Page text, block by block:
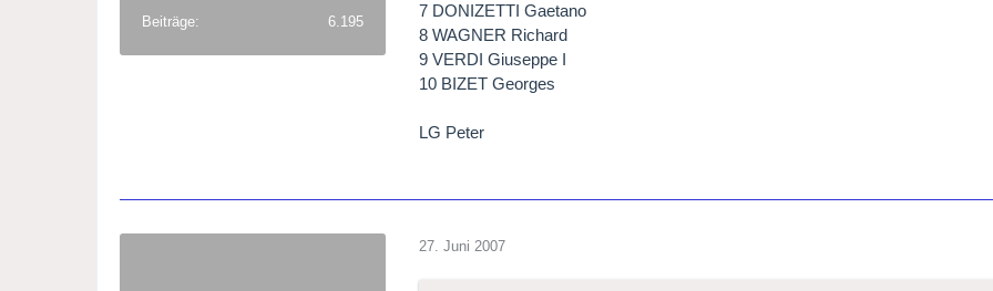
Beiträge 6.195
7 DONIZETTI Gaetano
8 WAGNER Richard
9 VERDI Giuseppe I
10 BIZET Georges
LG Peter
27. Juni 2007